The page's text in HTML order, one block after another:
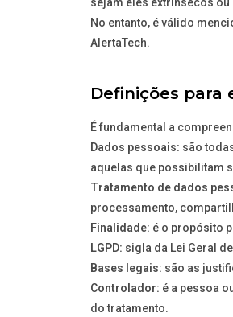
No entanto, é válido
AlertaTech.
Definições
É fundamental a
Dados pessoais: são
aquelas que possibilitam
Tratamento de dados
processamento,
Finalidade: é o propósito
LGPD: sigla da Lei Geral
Bases legais: são as
Controlador: é a pessoa
do tratamento.